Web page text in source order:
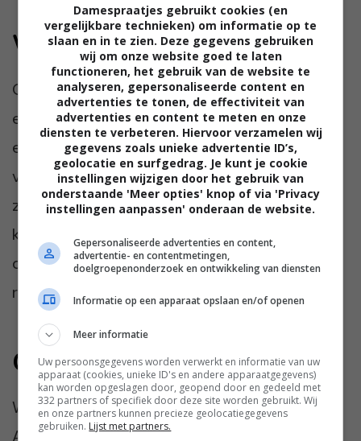
Wat klanten ervaren
Ook hun klanten zijn uitgesproken
enthousiast. De webshop scoort gemiddeld
een 9,9 uit bijna 1000 beoordelingen. Klanten
vertellen dat de geur je al tegemoetkomt
zodra je het pakket opent. Een ander zegt:
koop je één keer iets, dan ben je de pineut –
dan wil je nooit meer iets anders. Vrijwel alles
ruikt goddelijk.
Gasten blijven hangen
Wat maakt dat mensen zó enthousiast zijn?
Alles draait om de geurbeleving die lang blijft
Damespraatjes gebruikt cookies (en
vergelijkbare technieken) om informatie op te
slaan en in te zien. Deze gegevens gebruiken
wij om onze website goed te laten
functioneren, het gebruik van de website te
analyseren, gepersonaliseerde content en
advertenties te tonen, de effectiviteit van
advertenties en content te meten en onze
diensten te verbeteren. Hiervoor verzamelen wij
gegevens zoals unieke advertentie ID’s,
geolocatie en surfgedrag. Je kunt je cookie
instellingen wijzigen door het gebruik van
onderstaande 'Meer opties' knop of via 'Privacy
instellingen aanpassen' onderaan de website.
Gepersonaliseerde advertenties en content,
advertentie- en contentmetingen,
doelgroepenonderzoek en ontwikkeling van diensten
Informatie op een apparaat opslaan en/of openen
Meer informatie
Uw persoonsgegevens worden verwerkt en informatie van uw
apparaat (cookies, unieke ID's en andere apparaatgegevens)
kan worden opgeslagen door, geopend door en gedeeld met
332 partners of specifiek door deze site worden gebruikt. Wij
en onze partners kunnen precieze geolocatiegegevens
gebruiken. Lijst met partners.